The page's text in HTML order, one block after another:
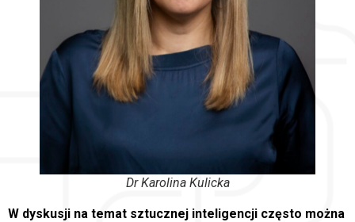
Dr Karolina Kulicka
W dyskusji na temat sztucznej inteligencji często można